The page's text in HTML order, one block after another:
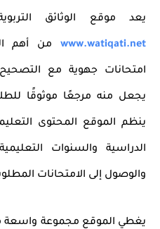
يعد موقع الوثائق
www.watiqati.net من أهم
امتحانات جهوية مع
يجعل منه مرجعًا موثوقًا
ينظم الموقع المحتوى
الدراسية والسنوات
والوصول إلى الامتحانات
يغطي الموقع مجموعة واسعة